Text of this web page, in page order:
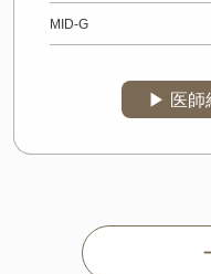
MID-G
▶︎ 医師